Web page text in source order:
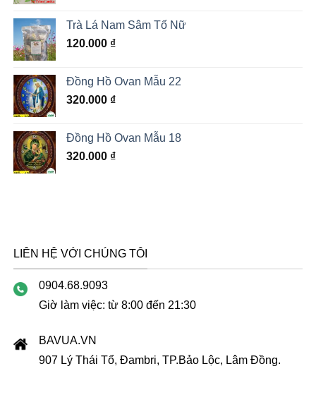
Trà Lá Nam Sâm Tố Nữ
120.000 ₫
Đồng Hồ Ovan Mẫu 22
320.000 ₫
Đồng Hồ Ovan Mẫu 18
320.000 ₫
LIÊN HỆ VỚI CHÚNG TÔI
0904.68.9093
Giờ làm việc: từ 8:00 đến 21:30
BAVUA.VN
907 Lý Thái Tổ, Đambri, TP.Bảo Lộc, Lâm Đồng.